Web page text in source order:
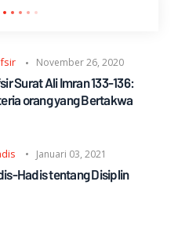
November 26, 2020
Surat Ali Imran 133-136:
orang yang Bertakwa
Januari 03, 2021
Hadis tentang Disiplin